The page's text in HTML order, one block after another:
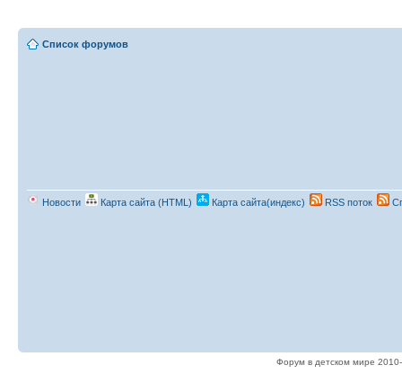
Список форумов
Новости Карта сайта (HTML) Карта сайта(индекс) RSS поток
Форум в детском мире